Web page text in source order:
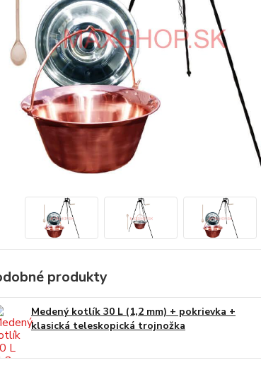
produkty
Medený kotlík 30 L (1,2 mm) + pokrievka +
klasická teleskopická trojnožka